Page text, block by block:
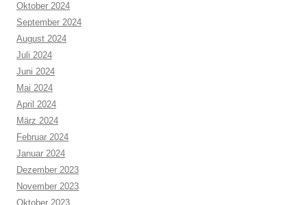
Oktober 2024
September 2024
August 2024
Juli 2024
Juni 2024
Mai 2024
April 2024
März 2024
Februar 2024
Januar 2024
Dezember 2023
November 2023
Oktober 2023